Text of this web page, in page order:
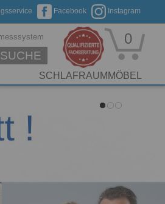
Instagram
Facebook
SUCHE
0
SCHLAFRAUMMÖBEL